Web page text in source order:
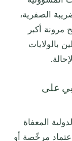
الصفرية،
مرونة أكبر
بالولايات
على
المعفاة
مرخّصة أو